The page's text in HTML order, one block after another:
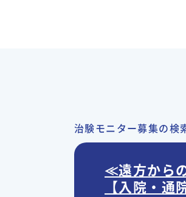
治験モニター募集の検
≪遠方から
【入院・